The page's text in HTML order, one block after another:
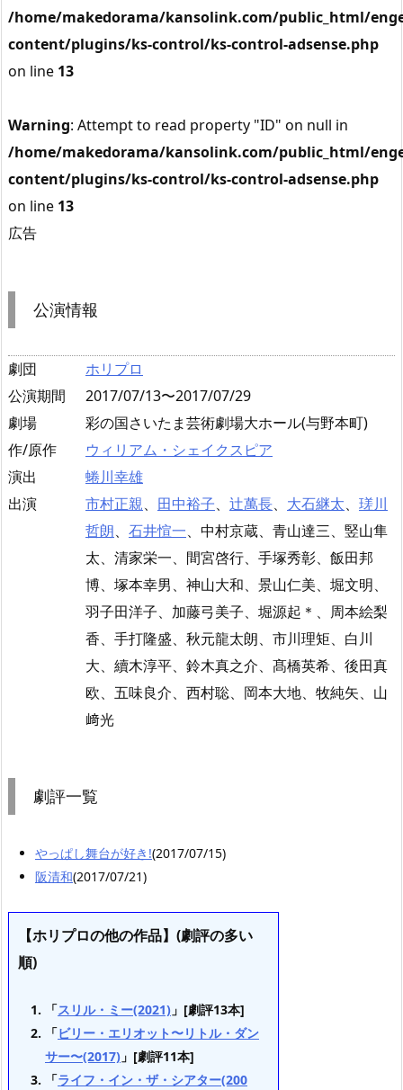
/home/makedorama/kansolink.com/public_html/
content/plugins/ks-control/ks-control-adsense.php
on line 13
Warning: Attempt to read property "ID" on null in
/home/makedorama/kansolink.com/public_html/
content/plugins/ks-control/ks-control-adsense.php
on line 13
広告
公演情報
劇団
ホリプロ
公演期間
2017/07/13〜2017/07/29
劇場
彩の国さいたま芸術劇場大ホール(与野本町)
作/原作
ウィリアム・シェイクスピア
演出
蜷川幸雄
出演
市村正親、 田中裕子、 辻萬長、 大石継太、 瑳川
哲朗、 石井愃一、中村京蔵、青山達三、竪山隼
太、清家栄一、間宮啓行、手塚秀彰、飯田邦
博、塚本幸男、神山大和、景山仁美、堀文明、
羽子田洋子、加藤弓美子、堀源起＊、周本絵梨
香、手打隆盛、秋元龍太朗、市川理矩、白川
大、續木淳平、鈴木真之介、髙橋英希、後田真
欧、五味良介、西村聡、岡本大地、牧純矢、山
﨑光
劇評一覧
やっぱし舞台が好き!(2017/07/15)
阪清和(2017/07/21)
【ホリプロの他の作品】(劇評の多い
順)
「スリル・ミー(2021) 」[劇評13本]
「ビリー・エリオット〜リトル・ダン
サー〜(2017) 」[劇評11本]
「ライフ・イン・ザ・シアター(200